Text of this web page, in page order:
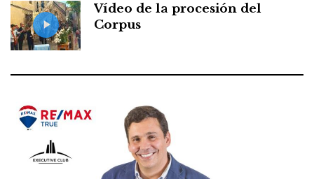
Vídeo de la procesión del
Corpus